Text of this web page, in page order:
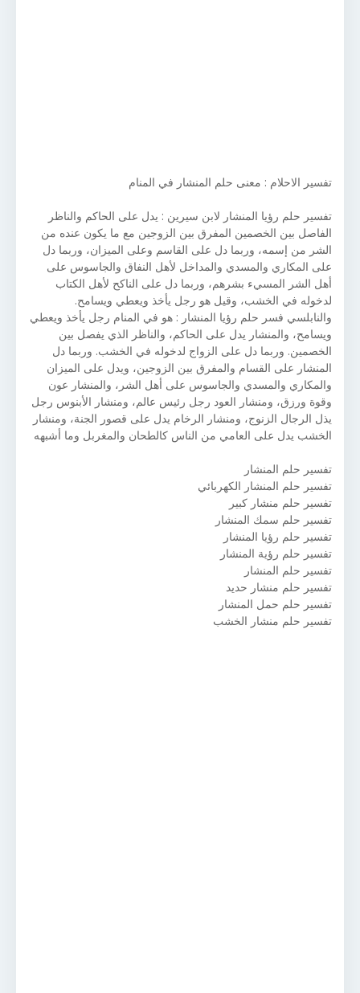
تفسير الاحلام : معنى حلم المنشار في المنام
تفسير حلم رؤيا المنشار لابن سيرين : يدل على الحاكم والناظر
الفاصل بين الخصمين المفرق بين الزوجين مع ما يكون عنده من
الشر من إسمه، وربما دل على القاسم وعلى الميزان، وربما دل
على المكاري والمسدي والمداخل لأهل النفاق والجاسوس على
أهل الشر المسيء بشرهم، وربما دل على الناكح لأهل الكتاب
لدخوله في الخشب، وقيل هو رجل يأخذ ويعطي ويسامح.
والنابلسي فسر حلم رؤيا المنشار : هو في المنام رجل يأخذ ويعطي
ويسامح، والمنشار يدل على الحاكم، والناظر الذي يفصل بين
الخصمين. وربما دل على الزواج لدخوله في الخشب. وربما دل
المنشار على القسام والمفرق بين الزوجين، ويدل على الميزان
والمكاري والمسدي والجاسوس على أهل الشر، والمنشار عون
وقوة ورزق، ومنشار العود رجل رئيس عالم، ومنشار الأبنوس رجل
يذل الرجال الزنوج، ومنشار الرخام يدل على قصور الجنة، ومنشار
الخشب يدل على العامي من الناس كالطحان والمغربل وما أشبهه
تفسير حلم المنشار
تفسير حلم المنشار الكهربائي
تفسير حلم منشار كبير
تفسير حلم سمك المنشار
تفسير حلم رؤيا المنشار
تفسير حلم رؤية المنشار
تفسير حلم المنشار
تفسير حلم منشار حديد
تفسير حلم حمل المنشار
تفسير حلم منشار الخشب